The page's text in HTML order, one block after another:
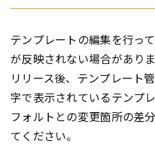
テンプレートの編集を行っ
が反映されない場合がありま
リリース後、テンプレート
字で表示されているテンプ
フォルトとの変更箇所の差
てください。